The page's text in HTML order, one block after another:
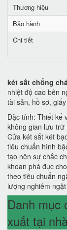
Thương hiệu
Bảo hành
Chi tiết
két sắt chống
nhiệt độ cao bên
tài sản, hồ sơ,
Đặc tính: Thiết kế
không gian lưu trữ
Cửa két sắt két
tiêu chuẩn hình
tạo nên sự chắc
khoan phá đục
theo tiêu chuẩn
lượng nghiêm
Danh mục
xuất tại